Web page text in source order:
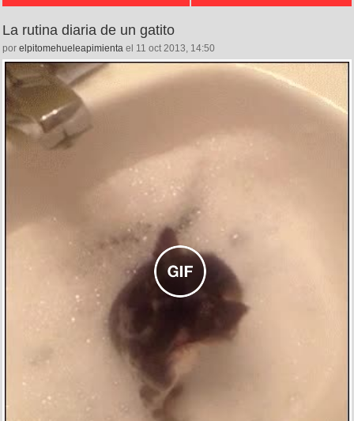
La rutina diaria de un gatito
por elpitomehueleapimienta el 11 oct 2013, 14:50